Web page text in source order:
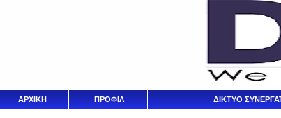
ΑΡΧΙΚΗ ΠΡΟΦΙΛ ΔΙΚΤΥΟ